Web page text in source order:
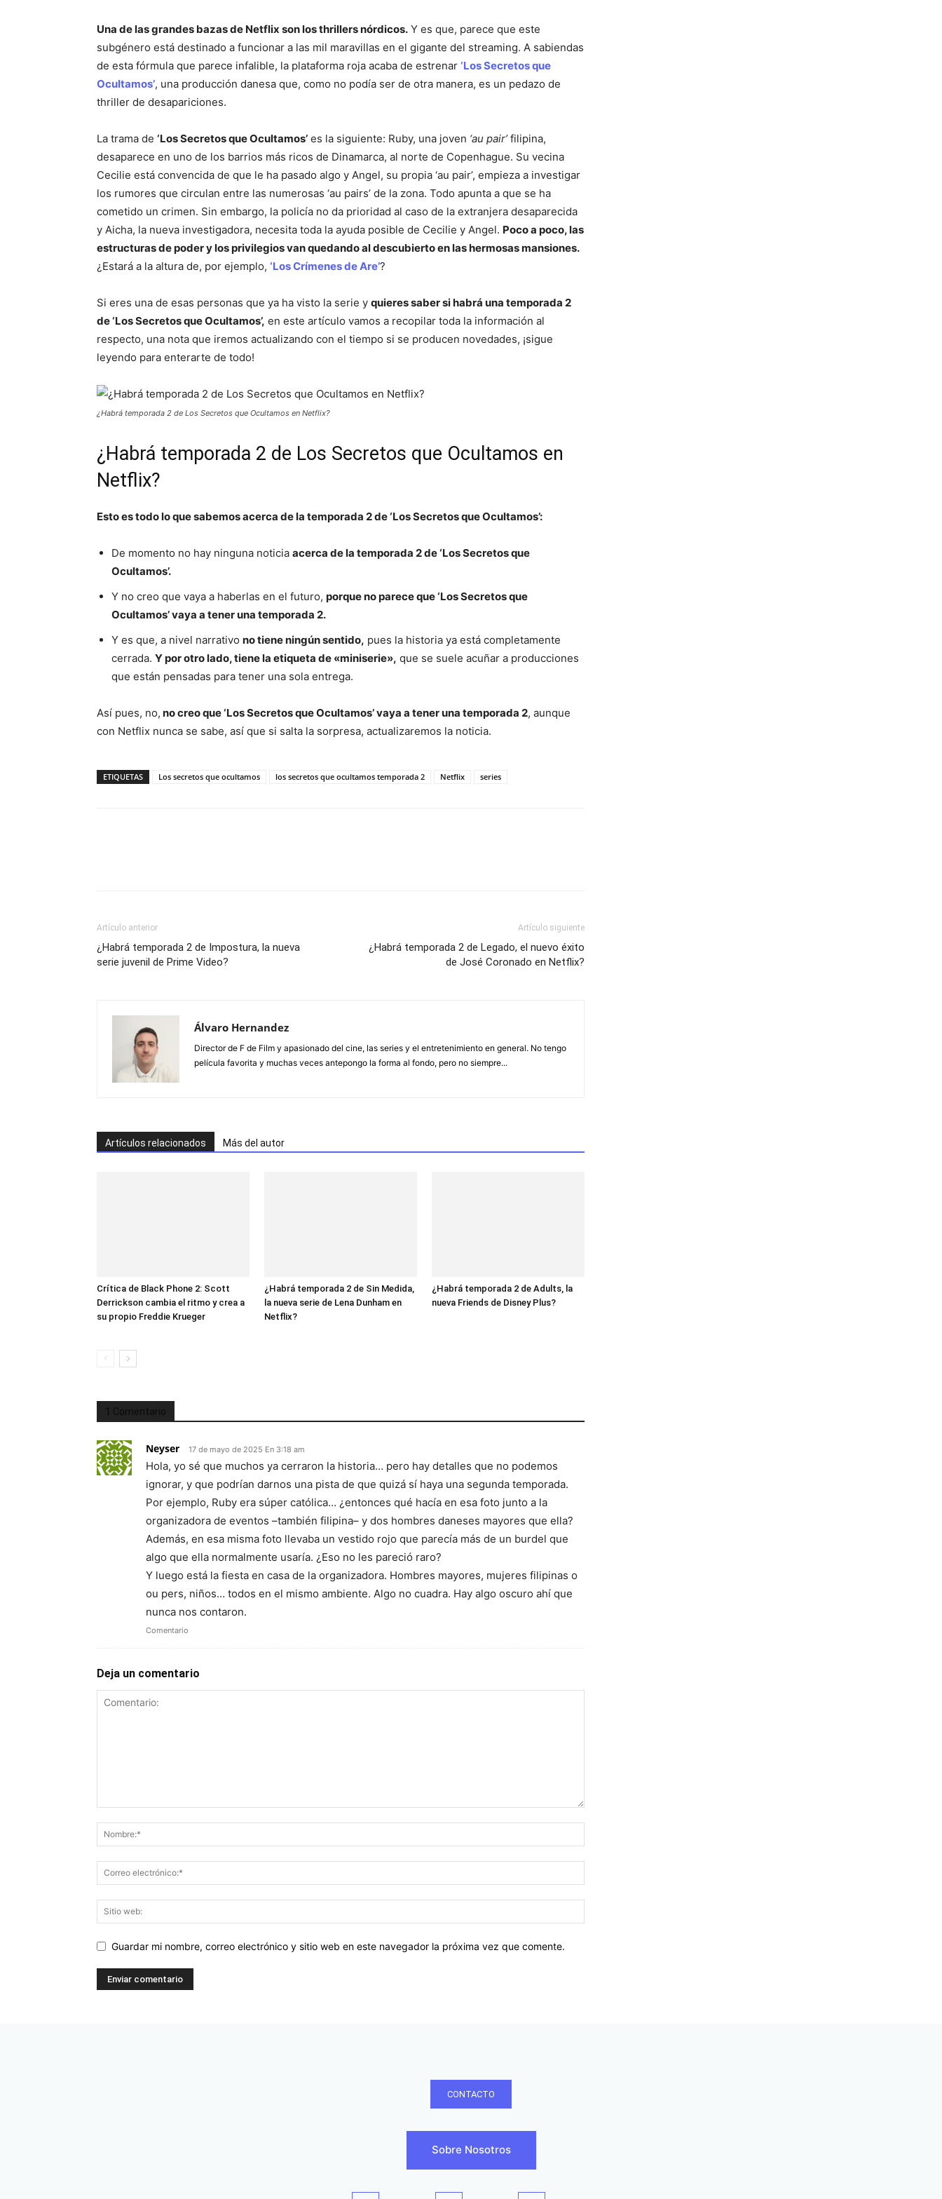
Una de las grandes bazas de Netflix son los thrillers nórdicos. Y es que, parece que este
subgénero está destinado a funcionar a las mil maravillas en el gigante del streaming. A sabiendas
de esta fórmula que parece infalible, la plataforma roja acaba de estrenar ‘Los Secretos que
Ocultamos’, una producción danesa que, como no podía ser de otra manera, es un pedazo de
thriller de desapariciones.
La trama de ‘Los Secretos que Ocultamos’ es la siguiente: Ruby, una joven ‘au pair’filipina,
desaparece en uno de los barrios más ricos de Dinamarca, al norte de Copenhague. Su vecina
Cecilie está convencida de que le ha pasado algo y Angel, su propia ‘au pair’, empieza a investigar
los rumores que circulan entre las numerosas ‘au pairs’ de la zona. Todo apunta a que se ha
cometido un crimen. Sin embargo, la policía no da prioridad al caso de la extranjera desaparecida
y Aicha, la nueva investigadora, necesita toda la ayuda posible de Cecilie y Angel. Poco a poco, las
estructuras de poder y los privilegios van quedando al descubierto en las hermosas mansiones.
¿Estará a la altura de, por ejemplo, ‘Los Crímenes de Are’?
Si eres una de esas personas que ya ha visto la serie y quieres saber si habrá una temporada 2
de ‘Los Secretos que Ocultamos’, en este artículo vamos a recopilar toda la información al
respecto, una nota que iremos actualizando con el tiempo si se producen novedades, ¡sigue
leyendo para enterarte de todo!
¿Habrá temporada 2 de Los Secretos que Ocultamos en Netflix?
¿Habrá temporada 2 de Los Secretos que Ocultamos en
Netflix?
Esto es todo lo que sabemos acerca de la temporada 2 de ‘Los Secretos que Ocultamos’:
De momento no hay ninguna noticia acerca de la temporada 2 de ‘Los Secretos que
Ocultamos’.
Y no creo que vaya a haberlas en el futuro, porque no parece que ‘Los Secretos que
Ocultamos’ vaya a tener una temporada 2.
Y es que, a nivel narrativo no tiene ningún sentido, pues la historia ya está completamente
cerrada. Y por otro lado, tiene la etiqueta de «miniserie», que se suele acuñar a producciones
que están pensadas para tener una sola entrega.
Así pues, no, no creo que ‘Los Secretos que Ocultamos’ vaya a tener una temporada 2, aunque
con Netflix nunca se sabe, así que si salta la sorpresa, actualizaremos la noticia.
ETIQUETAS Los secretos que ocultamos los secretos que ocultamos temporada 2 Netflix series
Artículo anterior
¿Habrá temporada 2 de Impostura, la nueva
serie juvenil de Prime Video?
Artículo siguiente
¿Habrá temporada 2 de Legado, el nuevo éxito
de José Coronado en Netflix?
Álvaro Hernandez
Director de F de Film y apasionado del cine, las series y el entretenimiento en general. No tengo
película favorita y muchas veces antepongo la forma al fondo, pero no siempre...
Artículos relacionados Más del autor
Crítica de Black Phone 2: Scott
Derrickson cambia el ritmo y crea a
su propio Freddie Krueger
¿Habrá temporada 2 de Sin Medida,
la nueva serie de Lena Dunham en
Netflix?
¿Habrá temporada 2 de Adults, la
nueva Friends de Disney Plus?
1 Comentario
Neyser 17 de mayo de 2025 En 3:18 am
Hola, yo sé que muchos ya cerraron la historia… pero hay detalles que no podemos
ignorar, y que podrían darnos una pista de que quizá sí haya una segunda temporada.
Por ejemplo, Ruby era súper católica… ¿entonces qué hacía en esa foto junto a la
organizadora de eventos –también filipina– y dos hombres daneses mayores que ella?
Además, en esa misma foto llevaba un vestido rojo que parecía más de un burdel que
algo que ella normalmente usaría. ¿Eso no les pareció raro?
Y luego está la fiesta en casa de la organizadora. Hombres mayores, mujeres filipinas o
ou pers, niños… todos en el mismo ambiente. Algo no cuadra. Hay algo oscuro ahí que
nunca nos contaron.
Comentario
Deja un comentario
Guardar mi nombre, correo electrónico y sitio web en este navegador la próxima vez que comente.
CONTACTO
Sobre Nosotros